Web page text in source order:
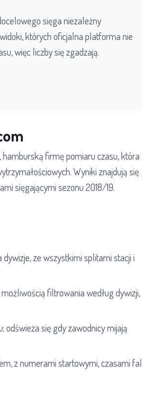
sięga niezależny
których oficjalna platforma nie
więc liczby się zgadzają.
, hamburską firmę pomiaru czasu, która
Wyniki znajdują się
sięgającymi sezonu 2018/19.
ze wszystkimi splitami stacji i
filtrowania według dywizji,
się gdy zawodnicy mijają
z numerami startowymi, czasami